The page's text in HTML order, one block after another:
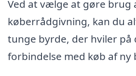
Ved at vælge at gøre brug
køberrådgivning, kan du
tunge byrde, der hviler på
forbindelse med køb af ny